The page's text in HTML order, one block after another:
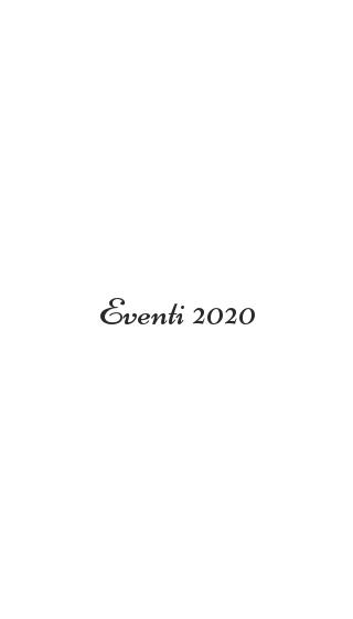
Eventi 2020